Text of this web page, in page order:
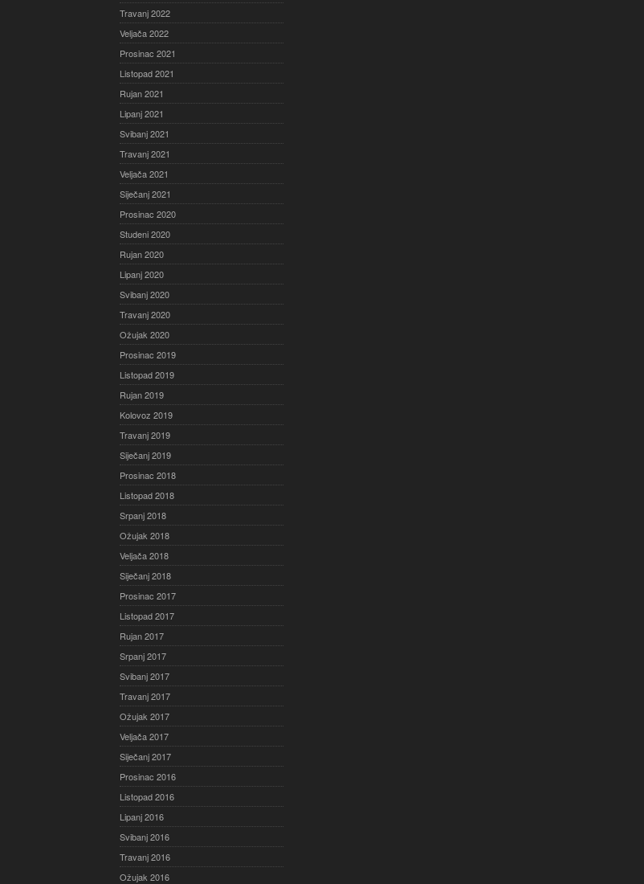
Travanj 2022
Veljača 2022
Prosinac 2021
Listopad 2021
Rujan 2021
Lipanj 2021
Svibanj 2021
Travanj 2021
Veljača 2021
Siječanj 2021
Prosinac 2020
Studeni 2020
Rujan 2020
Lipanj 2020
Svibanj 2020
Travanj 2020
Ožujak 2020
Prosinac 2019
Listopad 2019
Rujan 2019
Kolovoz 2019
Travanj 2019
Siječanj 2019
Prosinac 2018
Listopad 2018
Srpanj 2018
Ožujak 2018
Veljača 2018
Siječanj 2018
Prosinac 2017
Listopad 2017
Rujan 2017
Srpanj 2017
Svibanj 2017
Travanj 2017
Ožujak 2017
Veljača 2017
Siječanj 2017
Prosinac 2016
Listopad 2016
Lipanj 2016
Svibanj 2016
Travanj 2016
Ožujak 2016